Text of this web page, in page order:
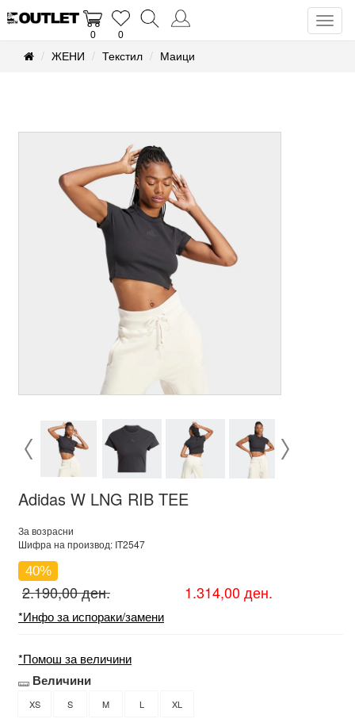
0 0
ЖЕНИ Текстил Маици
Adidas W LNG RIB TEE
За возрасни
Шифра на производ: IT2547
40%
2.190,00 ден. 1.314,00 ден.
*Инфо за испораки/замени
*Помош за величини
Величини
XS S M L XL